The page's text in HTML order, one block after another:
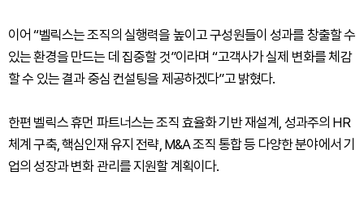
이어 “벨릭스는 조직의 실행력을 높이고 구성원들이 성과를 창출할 수
있는 환경을 만드는 데 집중할 것”이라며 “고객사가 실제 변화를 체감
할 수 있는 결과 중심 컨설팅을 제공하겠다”고 밝혔다.
한편 벨릭스 휴먼 파트너스는 조직 효율화 기반 재설계, 성과주의 HR
체계 구축, 핵심인재 유지 전략, M&A 조직 통합 등 다양한 분야에서 기
업의 성장과 변화 관리를 지원할 계획이다.